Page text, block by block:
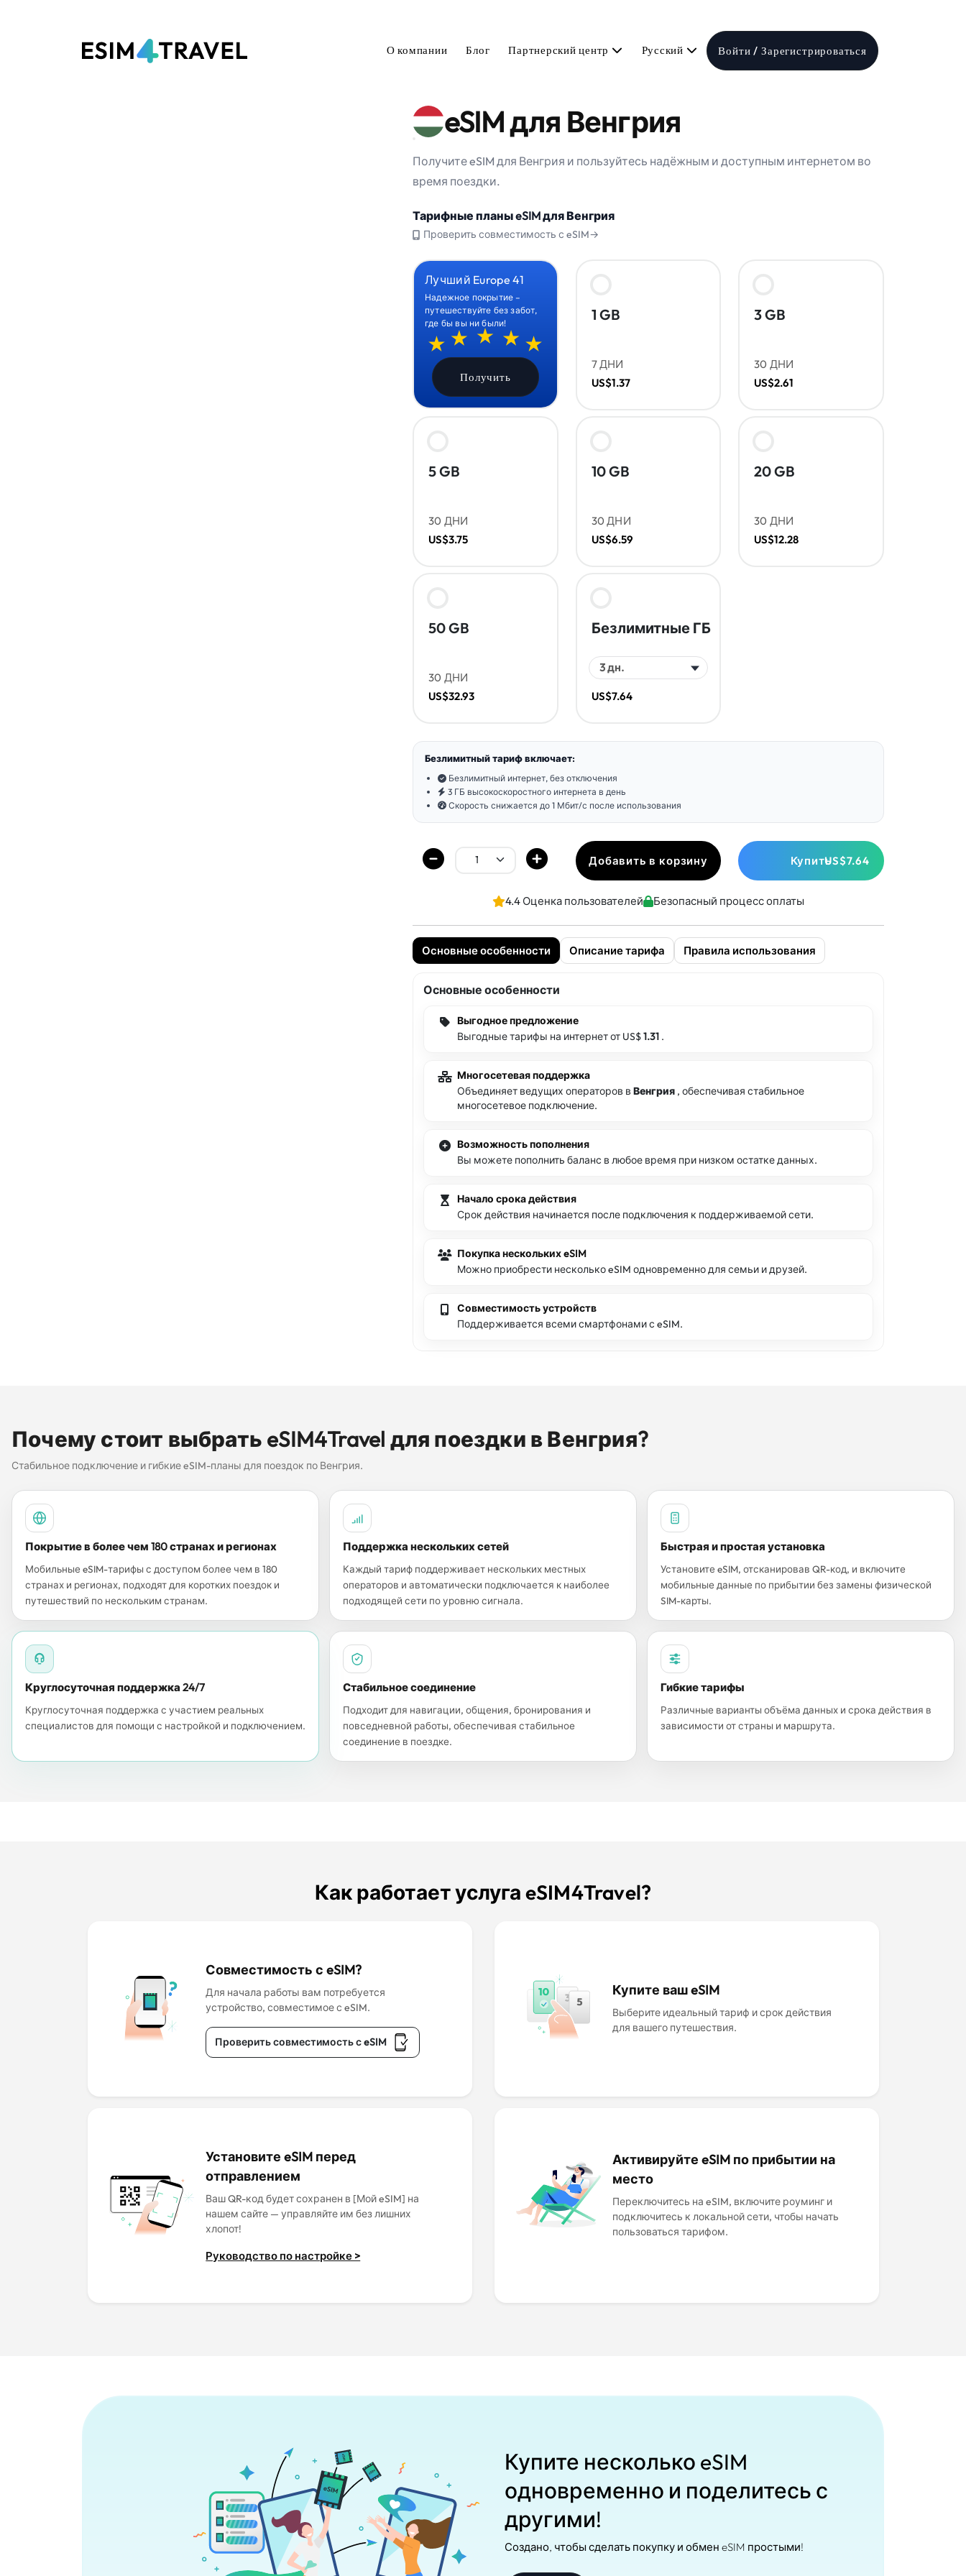
О компании Блог Партнерский центр Русский Войти / Зарегистрироваться
eSIM для Венгрия
Получите eSIM для Венгрия и пользуйтесь надёжным и доступным интернетом во
время поездки.
Тарифные планы eSIM для Венгрия
Проверить совместимость с eSIM→
Лучший Europe 41
Надежное покрытие –
путешествуйте без забот,
где бы вы ни были!
Получить
1 GB
7 ДНИ
US$1.37
3 GB
30 ДНИ
US$2.61
5 GB
30 ДНИ
US$3.75
10 GB
30 ДНИ
US$6.59
20 GB
30 ДНИ
US$12.28
50 GB
30 ДНИ
US$32.93
Безлимитные ГБ
US$7.64
Безлимитный тариф включает:
Безлимитный интернет, без отключения
3 ГБ высокоскоростного интернета в день
Скорость снижается до 1 Мбит/с после использования
Добавить в корзину КупитьUS$7.64
4.4 Оценка пользователей Безопасный процесс оплаты
Основные особенности Описание тарифа Правила использования
Основные особенности
Выгодное предложение
Выгодные тарифы на интернет от US$1.31 .
Многосетевая поддержка
Объединяет ведущих операторов в Венгрия , обеспечивая стабильное
многосетевое подключение.
Возможность пополнения
Вы можете пополнить баланс в любое время при низком остатке данных.
Начало срока действия
Срок действия начинается после подключения к поддерживаемой сети.
Покупка нескольких eSIM
Можно приобрести несколько eSIM одновременно для семьи и друзей.
Совместимость устройств
Поддерживается всеми смартфонами с eSIM.
Почему стоит выбрать eSIM4Travel для поездки в Венгрия?
Стабильное подключение и гибкие eSIM-планы для поездок по Венгрия.
Покрытие в более чем 180 странах и регионах
Мобильные eSIM-тарифы с доступом более чем в 180
странах и регионах, подходят для коротких поездок и
путешествий по нескольким странам.
Поддержка нескольких сетей
Каждый тариф поддерживает нескольких местных
операторов и автоматически подключается к наиболее
подходящей сети по уровню сигнала.
Быстрая и простая установка
Установите eSIM, отсканировав QR-код, и включите
мобильные данные по прибытии без замены физической
SIM-карты.
Круглосуточная поддержка 24/7
Круглосуточная поддержка с участием реальных
специалистов для помощи с настройкой и подключением.
Стабильное соединение
Подходит для навигации, общения, бронирования и
повседневной работы, обеспечивая стабильное
соединение в поездке.
Гибкие тарифы
Различные варианты объёма данных и срока действия в
зависимости от страны и маршрута.
Как работает услуга eSIM4Travel?
Совместимость с eSIM?
Для начала работы вам потребуется
устройство, совместимое с eSIM.
Проверить совместимость с eSIM
Купите ваш eSIM
Выберите идеальный тариф и срок действия
для вашего путешествия.
Установите eSIM перед
отправлением
Ваш QR-код будет сохранен в [Мой eSIM] на
нашем сайте — управляйте им без лишних
хлопот!
Руководство по настройке >
Активируйте eSIM по прибытии на
место
Переключитесь на eSIM, включите роуминг и
подключитесь к локальной сети, чтобы начать
пользоваться тарифом.
Купите несколько eSIM
одновременно и поделитесь с
другими!
Создано, чтобы сделать покупку и обмен eSIM простыми!